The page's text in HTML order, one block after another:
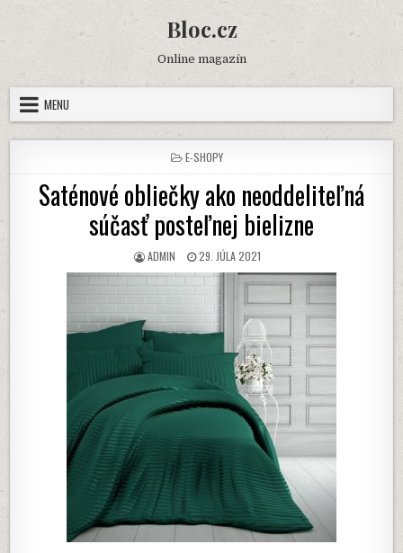
content
Bloc.cz
Online magazín
MENU
POSTED
IN
E-SHOPY
Saténové obliečky ako neoddeliteľná
súčasť posteľnej bielizne
AUTHOR:
ADMIN
PUBLISHED
DATE:
29. JÚLA 2021